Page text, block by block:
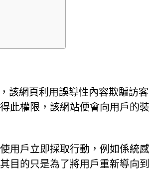
該網頁利用誤導性內容欺騙訪
此權限，該網站便會向用戶的
用戶立即採取行動，例如係統
目的只是為了將用戶重新導向